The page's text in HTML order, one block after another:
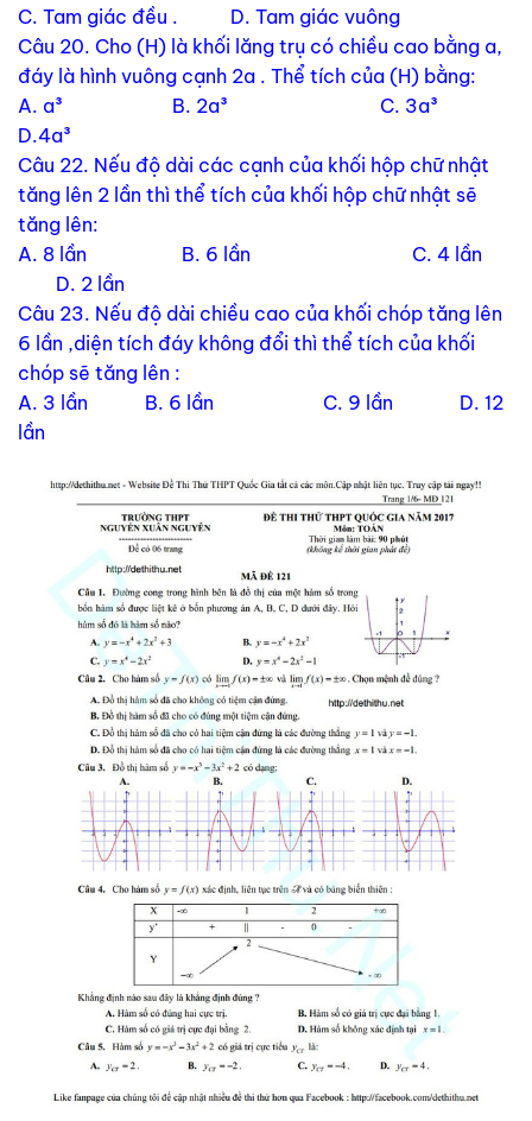
C. Tam giác đều . D. Tam giác vuông
Câu 20. Cho (H) là khối lăng trụ có chiều cao bằng a,
đáy là hình vuông cạnh 2a . Thể tích của (H) bằng:
A. a³ B. 2a³ C. 3a³
D.4a³
Câu 22. Nếu độ dài các cạnh của khối hộp chữ nhật
tăng lên 2 lần thì thể tích của khối hộp chữ nhật sẽ
tăng lên:
A. 8 lần B. 6 lần C. 4 lần
D. 2 lần
Câu 23. Nếu độ dài chiều cao của khối chóp tăng lên
6 lần ,diện tích đáy không đổi thì thể tích của khối
chóp sẽ tăng lên :
A. 3 lần B. 6 lần C. 9 lần D. 12
lần